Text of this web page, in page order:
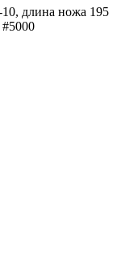
длина ножа 195